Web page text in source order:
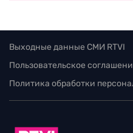
Выходные данные СМИ RTVI
Пользовательское
Политика обработки